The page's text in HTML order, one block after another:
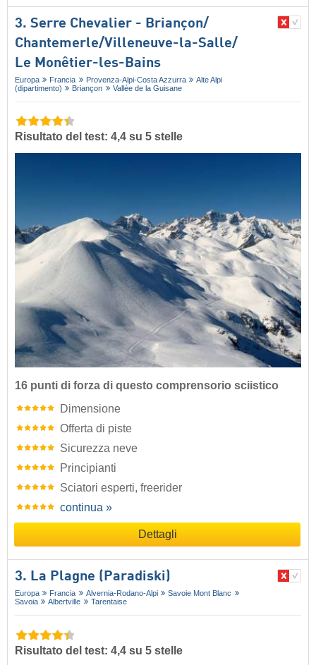
3. Serre Chevalier - Briançon/​
Chantemerle/​Villeneuve-la-Salle/​
Le Monêtier-les-Bains
Europa Francia Provenza-Alpi-Costa Azzurra
Alte Alpi
(dipartimento)
Briançon Vallée de la Guisane
Risultato del test: 4,4 su 5 stelle
16 punti di forza di questo comprensorio sciistico
Dimensione
Offerta di piste
Sicurezza neve
Principianti
Sciatori esperti, freerider
continua »
Dettagli
3. La Plagne (Paradiski)
Europa Francia Alvernia-Rodano-Alpi
Savoie Mont Blanc
Savoia
Albertville Tarentaise
Risultato del test: 4,4 su 5 stelle